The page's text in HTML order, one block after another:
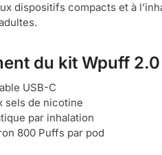
dispositifs compacts et à
du kit Wpuff 2.0
USB-C
sels de nicotine
par inhalation
800 Puffs par pod